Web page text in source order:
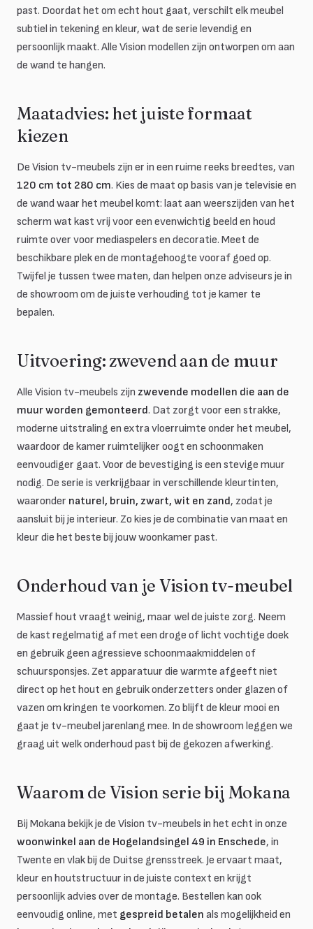
past. Doordat het om echt hout gaat, verschilt elk meubel
subtiel in tekening en kleur, wat de serie levendig en
persoonlijk maakt. Alle Vision modellen zijn ontworpen om aan
de wand te hangen.
Maatadvies: het juiste formaat
kiezen
De Vision tv-meubels zijn er in een ruime reeks breedtes, van
120 cm tot 280 cm. Kies de maat op basis van je televisie en
de wand waar het meubel komt: laat aan weerszijden van het
scherm wat kast vrij voor een evenwichtig beeld en houd
ruimte over voor mediaspelers en decoratie. Meet de
beschikbare plek en de montagehoogte vooraf goed op.
Twijfel je tussen twee maten, dan helpen onze adviseurs je in
de showroom om de juiste verhouding tot je kamer te
bepalen.
Uitvoering: zwevend aan de muur
Alle Vision tv-meubels zijn zwevende modellen die aan de
muur worden gemonteerd. Dat zorgt voor een strakke,
moderne uitstraling en extra vloerruimte onder het meubel,
waardoor de kamer ruimtelijker oogt en schoonmaken
eenvoudiger gaat. Voor de bevestiging is een stevige muur
nodig. De serie is verkrijgbaar in verschillende kleurtinten,
waaronder naturel, bruin, zwart, wit en zand, zodat je
aansluit bij je interieur. Zo kies je de combinatie van maat en
kleur die het beste bij jouw woonkamer past.
Onderhoud van je Vision tv-meubel
Massief hout vraagt weinig, maar wel de juiste zorg. Neem
de kast regelmatig af met een droge of licht vochtige doek
en gebruik geen agressieve schoonmaakmiddelen of
schuursponsjes. Zet apparatuur die warmte afgeeft niet
direct op het hout en gebruik onderzetters onder glazen of
vazen om kringen te voorkomen. Zo blijft de kleur mooi en
gaat je tv-meubel jarenlang mee. In de showroom leggen we
graag uit welk onderhoud past bij de gekozen afwerking.
Waarom de Vision serie bij Mokana
Bij Mokana bekijk je de Vision tv-meubels in het echt in onze
woonwinkel aan de Hogelandsingel 49 in Enschede, in
Twente en vlak bij de Duitse grensstreek. Je ervaart maat,
kleur en houtstructuur in de juiste context en krijgt
persoonlijk advies over de montage. Bestellen kan ook
eenvoudig online, met gespreid betalen als mogelijkheid en